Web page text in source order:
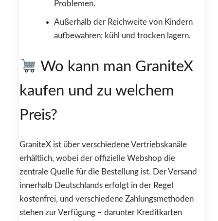
Problemen.
Außerhalb der Reichweite von Kindern
aufbewahren; kühl und trocken lagern.
Wo kann man GraniteX
kaufen und zu welchem
Preis?
GraniteX ist über verschiedene Vertriebskanäle
erhältlich, wobei der offizielle Webshop die
zentrale Quelle für die Bestellung ist. Der Versand
innerhalb Deutschlands erfolgt in der Regel
kostenfrei, und verschiedene Zahlungsmethoden
stehen zur Verfügung – darunter Kreditkarten